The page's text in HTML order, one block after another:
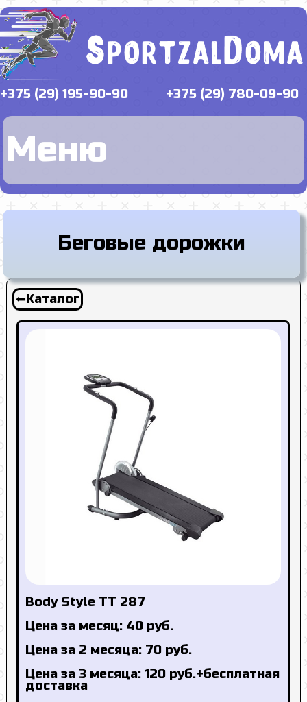
+375 (29) 195-90-90 +375 (29) 780-09-90
Меню
Беговые дорожки
⬅Каталог
Body Style TT 287
Цена за месяц: 40 руб.
Цена за 2 месяца: 70 руб.
Цена за 3 месяца: 120 руб.+бесплатная
доставка